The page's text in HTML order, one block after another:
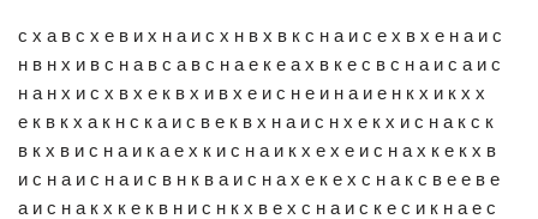
с х а в с х е в и х н а и с х н в х в к с н а и с е х в х е н а и с
н в н х и в с н а в с а в с н а е к е а х в к е с в с н а и с а и с
н а н х и с х в х е к в х и в х е и с н е и н а и е н к х и к х х
е к в к х а к н с к а и с в е к в х н а и с н х е к х и с н а к с к
в к х в и с н а и к а е х к и с н а и к х е х е и с н а х к е к х в
и с н а и с н а и с в н к в а и с н а х е к е х с н а к с в е е в е
а и с н а к х к е к в н и с н к х в е х с н а и с к е с и к н а е с